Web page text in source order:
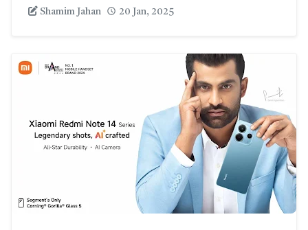
Shamim Jahan 20 Jan, 2025